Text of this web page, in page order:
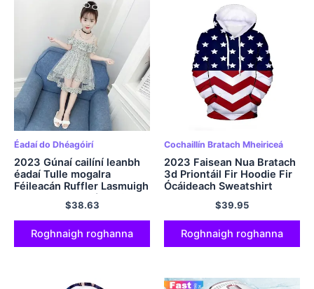
Éadaí do Dhéagóirí
2023 Gúnaí cailíní leanbh
éadaí Tulle mogalra
Féileacán Ruffler Lasmuigh
ghualainn Leanaí gleoite
Gearr 3 4 5 6 7 8 9 10 11 12
blianta
$38.63
Roghnaigh roghanna
Cochaillín Bratach Mheiriceá
2023 Faisean Nua Bratach
3d Priontáil Fir Hoodie Fir
Ócáideach Sweatshirt
Harajuku Street
Streetwear Long Sleeve
Pullover
$39.95
Roghnaigh roghanna